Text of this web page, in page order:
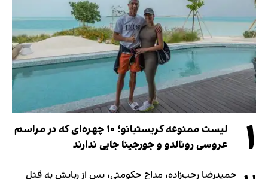
۱
لیست ممنوعه کریستیانو؛ ۱۰ چهره‌ای که در مراسم
عروسی رونالدو و جورجینا جایی ندارند
حمیدرضا رجب‌زاده، مداح حکومتی، پس از ربایش به قتل